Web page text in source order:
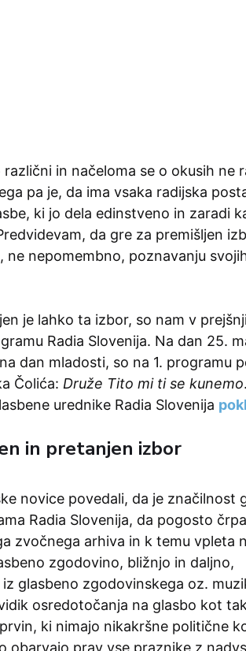
različni in načeloma se o okusih ne
pa je, da ima vsaka radijska
ki jo dela edinstveno in zaradi
da gre za premišljen
ne nepomembno, poznavanju
je lahko ta izbor, so nam v
Radia Slovenija. Na dan 25.
dan mladosti, so na 1. programu
Čolića: Druže Tito mi ti se kunemo
urednike Radia Slovenija
in pretanjen izbor
novice povedali, da je značilnost
Radia Slovenija, da pogosto
zvočnega arhiva in k temu vpleta
zgodovino, bližnjo in daljno,
glasbeno zgodovinskega oz.
osredotočanja na glasbo kot
ki nimajo nikakršne politične
obarvajo prav vse praznike z